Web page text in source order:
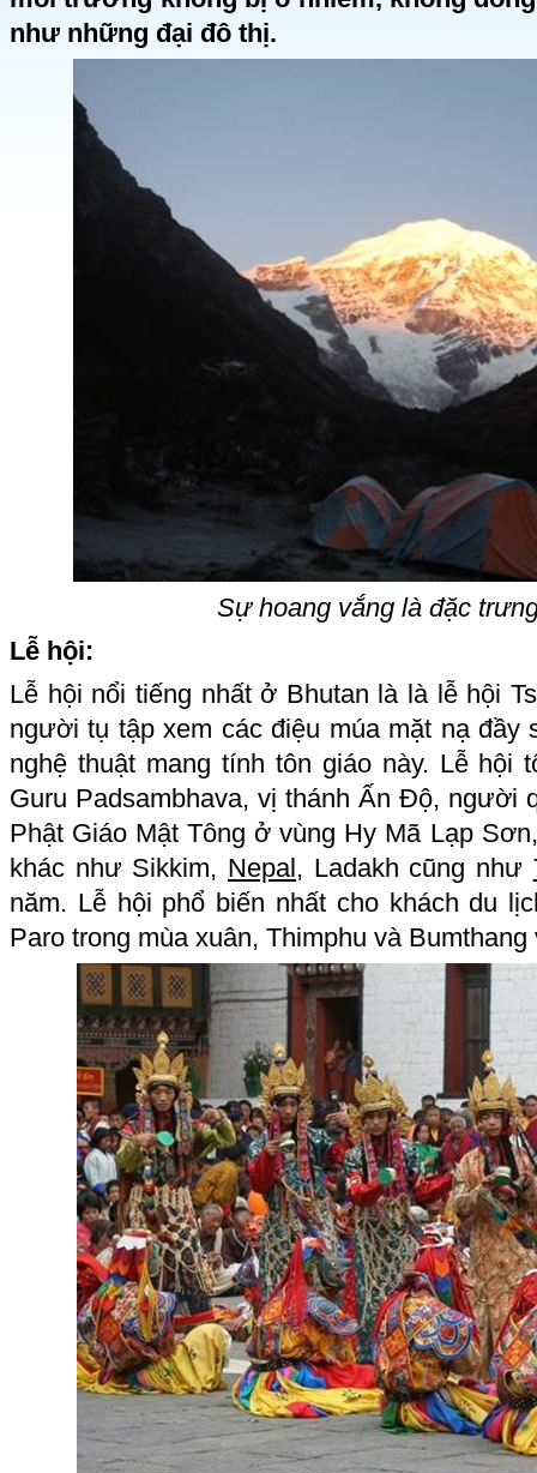
như những đại đô thị.
Sự hoang vắng là đặc
Lễ hội:
Lễ hội nổi tiếng nhất ở Bhutan là là lễ hội
người tụ tập xem các điệu múa mặt nạ đầy
nghệ thuật mang tính tôn giáo này. Lễ hội
Guru Padsambhava, vị thánh Ấn Độ, người
Phật Giáo Mật Tông ở vùng Hy Mã Lạp
khác như Sikkim, Nepal, Ladakh cũng như
năm. Lễ hội phổ biến nhất cho khách du
Paro trong mùa xuân, Thimphu và Bumthang